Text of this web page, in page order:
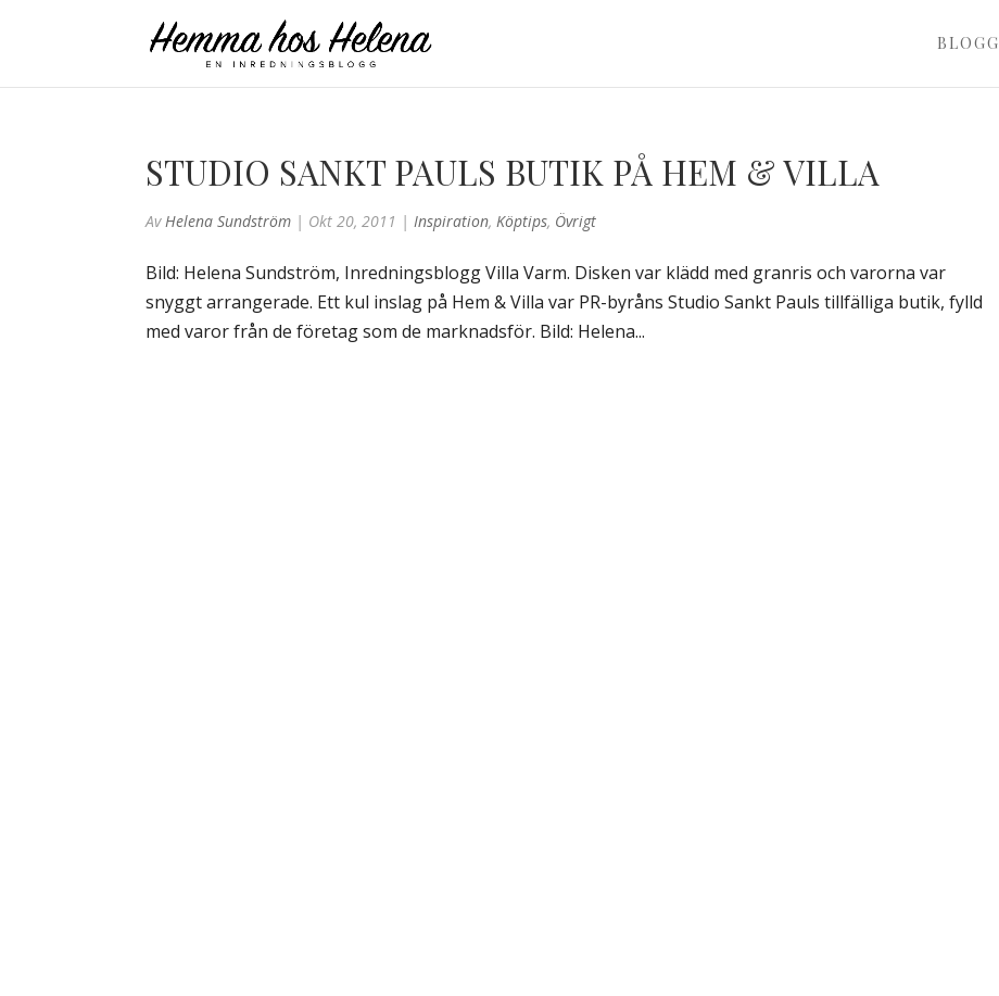
BLOGG
STUDIO SANKT PAULS BUTIK PÅ HEM & VILLA
AvHelena Sundström | Okt 20, 2011 |Inspiration,Köptips, Övrigt
Bild: Helena Sundström, Inredningsblogg Villa Varm. Disken var klädd med granris och varorna var
snyggt arrangerade. Ett kul inslag på Hem & Villa var PR-byråns Studio Sankt Pauls tillfälliga butik, fylld
med varor från de företag som de marknadsför. Bild: Helena...